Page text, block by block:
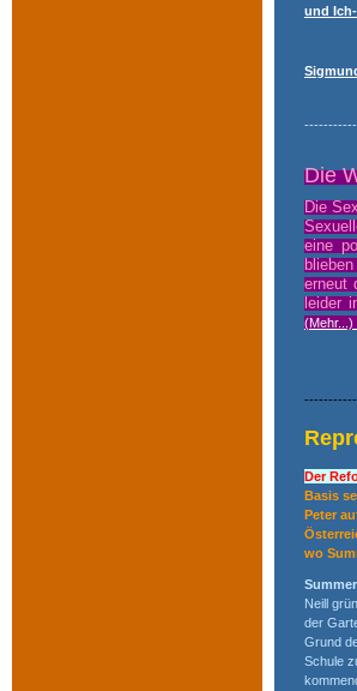
und
-----------
Die
Die
eine
erneut
leider
Der
Basis
Peter
wo
Neill
der
Grund
Schule